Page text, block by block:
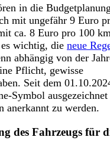
in die
mit ungefähr 9 Euro
ca. 8 Euro pro 100
wichtig, die neue
abhängig von der
Pflicht, gewisse
Seit dem
Symbol ausgezeichnet
zu werden.
des Fahrzeugs für